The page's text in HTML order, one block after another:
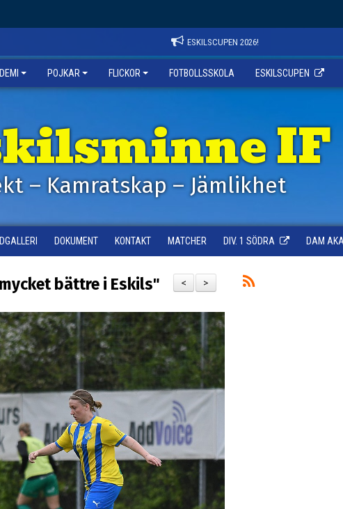
ESKILSCUPEN 2026!
POJKAR FLICKOR FOTBOLLSSKOLA ESKILSCUPEN
IF
– Kamratskap – Jämlikhet
DOKUMENT KONTAKT MATCHER DIV. 1 SÖDRA DAM
>
<
bättre i Eskils"